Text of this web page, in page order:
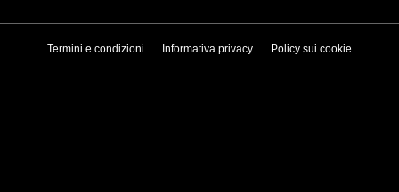
Termini e condizioni Informativa privacy Policy sui cookie